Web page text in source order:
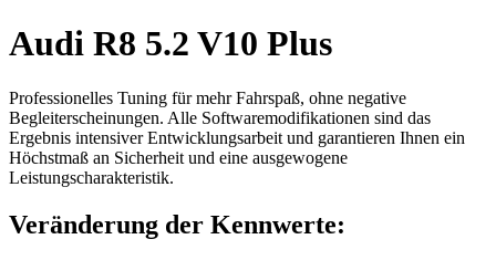
Audi R8 5.2 V10 Plus
Professionelles Tuning für mehr Fahrspaß, ohne negative
Begleiterscheinungen. Alle Softwaremodifikationen sind das
Ergebnis intensiver Entwicklungsarbeit und garantieren Ihnen ein
Höchstmaß an Sicherheit und eine ausgewogene
Leistungscharakteristik.
Veränderung der Kennwerte: